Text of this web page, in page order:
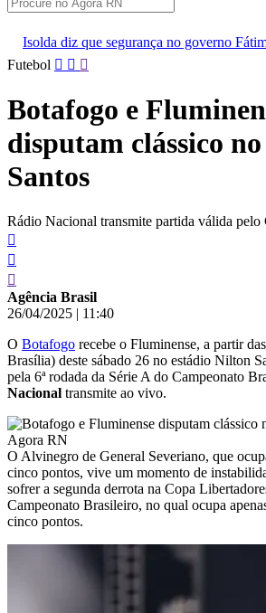
no governo Fátima está “infinitamente
Pular
conteúdo
Futebol
Botafogo e
disputam clássico
Santos
Rádio Nacional transmite partida válida pelo
Agência Brasil
26/04/2025 | 11:40
O Botafogo recebe o Fluminense, a partir
Brasília) deste sábado 26 no estádio Nilton
pela 6ª rodada da Série A do Campeonato
Nacional transmite ao vivo.
O Alvinegro de General Severiano, que
cinco pontos, vive um momento de
sofrer a segunda derrota na Copa
Campeonato Brasileiro, no qual ocupa
cinco pontos.